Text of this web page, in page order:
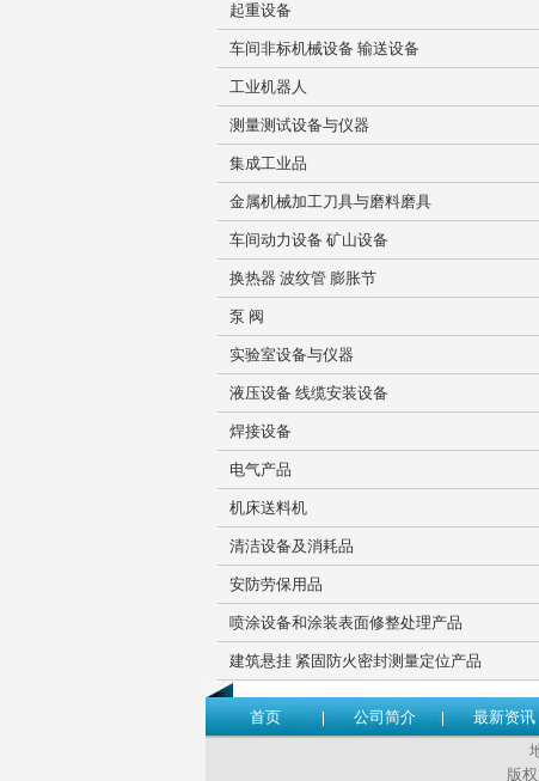
起重设备
车间非标机械设备 输送设备
工业机器人
测量测试设备与仪器
集成工业品
金属机械加工刀具与磨料磨具
车间动力设备 矿山设备
换热器 波纹管 膨胀节
泵 阀
实验室设备与仪器
液压设备 线缆安装设备
焊接设备
电气产品
机床送料机
清洁设备及消耗品
安防劳保用品
喷涂设备和涂装表面修整处理产品
建筑悬挂 紧固防火密封测量定位产品
首页 公司简介 最新资讯
版